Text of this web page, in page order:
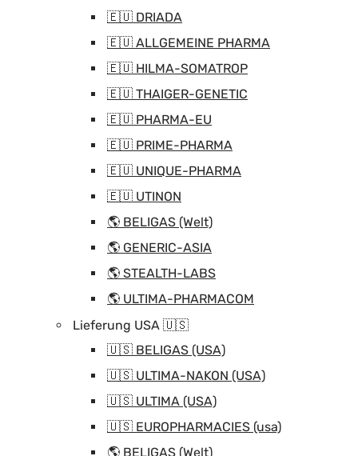
🇪🇺 DRIADA
🇪🇺 ALLGEMEINE PHARMA
🇪🇺 HILMA-SOMATROP
🇪🇺 THAIGER-GENETIC
🇪🇺 PHARMA-EU
🇪🇺 PRIME-PHARMA
🇪🇺 UNIQUE-PHARMA
🇪🇺 UTINON
🌎 BELIGAS (Welt)
🌎 GENERIC-ASIA
🌎 STEALTH-LABS
🌎 ULTIMA-PHARMACOM
Lieferung USA 🇺🇸
🇺🇸 BELIGAS (USA)
🇺🇸 ULTIMA-NAKON (USA)
🇺🇸 ULTIMA (USA)
🇺🇸 EUROPHARMACIES (usa)
🌎 BELIGAS (Welt)